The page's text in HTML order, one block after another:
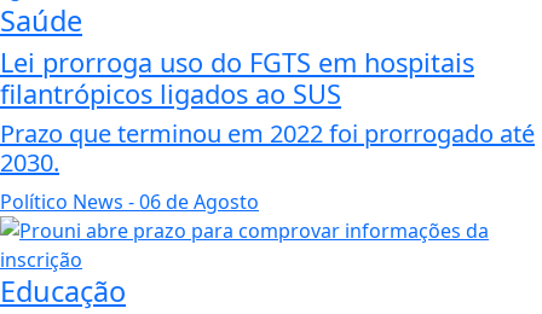
Saúde
Lei prorroga uso do FGTS em hospitais
filantrópicos ligados ao SUS
Prazo que terminou em 2022 foi prorrogado até
2030.
Político News - 06 de Agosto
Educação